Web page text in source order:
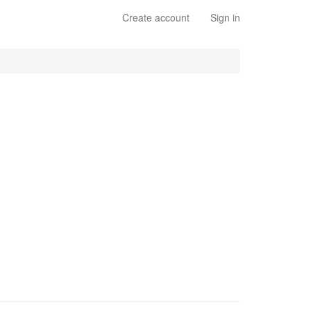
Create account Sign in